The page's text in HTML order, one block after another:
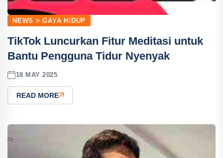
NEWS > GAYA HIDUP
TikTok Luncurkan Fitur Meditasi untuk
Bantu Pengguna Tidur Nyenyak
18 MAY 2025
READ MORE